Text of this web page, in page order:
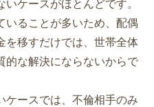
ケースがほとんどです。
いることが多いため、配偶
を移すだけでは、世帯全体
的な解決にならないからで
ケースでは、不倫相手のみ